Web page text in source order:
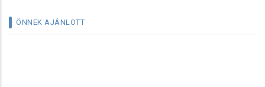
ÖNNEK AJÁNLOTT